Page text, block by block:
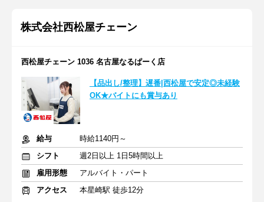
株式会社西松屋チェーン
西松屋チェーン 1036 名古屋なるぱーく店
【品出し/整理】遅番|西松屋で安定◎未経験
OK★バイトにも賞与あり
給与
時給1140円～
シフト
週2日以上 1日5時間以上
雇用形態
アルバイト・パート
アクセス
本星崎駅 徒歩12分